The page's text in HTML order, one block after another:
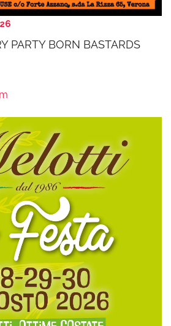
PARTY BORN BASTARDS